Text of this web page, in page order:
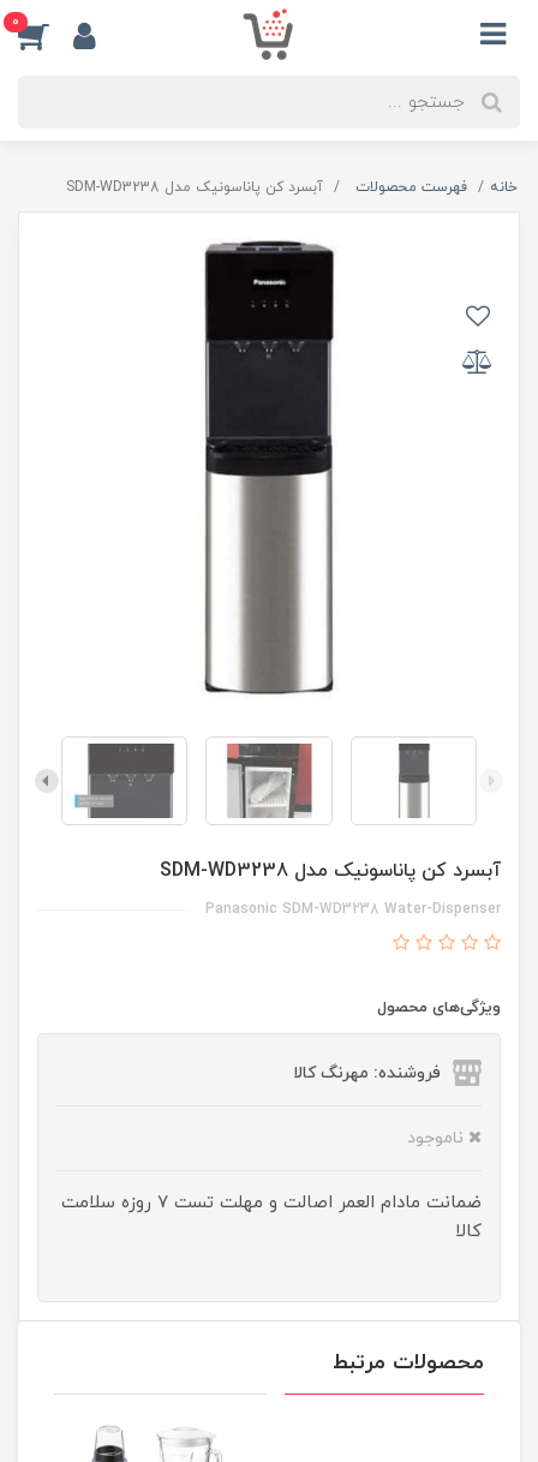
0
خانه فهرست محصولات آبسرد کن پاناسونیک مدل SDM-WD3238
آبسرد کن پاناسونیک مدل SDM-WD3238
Panasonic SDM-WD3238 Water-Dispenser
ویژگی‌های محصول
فروشنده: مهرنگ کالا
ناموجود
ضمانت مادام العمر اصالت و مهلت تست ۷ روزه سلامت
کالا
محصولات مرتبط